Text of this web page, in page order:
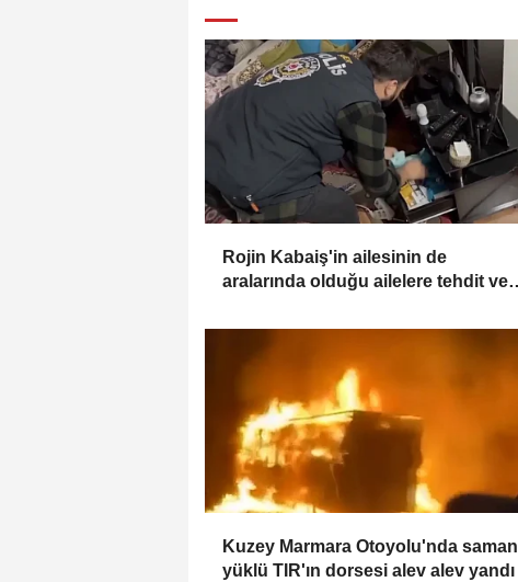
Rojin Kabaiş'in ailesinin de
aralarında olduğu ailelere tehdit ve
Kuzey Marmara Otoyolu'nda saman
yüklü TIR'ın dorsesi alev alev yandı